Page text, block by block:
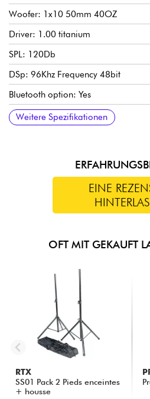
Woofer: 1x10 50mm 40OZ
Driver: 1.00 titanium
SPL: 120Db
DSp: 96Khz Frequency 48bit
Bluetooth option: Yes
Amplification type: LF Class D HF
Amplification Power: LF300w +
Peak power: LF600W + HF200W
THD: 0.05%
Crossover: 1.9khz
Dimensions: 540x840x490mm
Weight: 16.5kg
Weitere Spezifikationen
EINE
OFT MIT GEKAUFT
RTX
SS01 Pack 2 Pieds enceintes
+ housse